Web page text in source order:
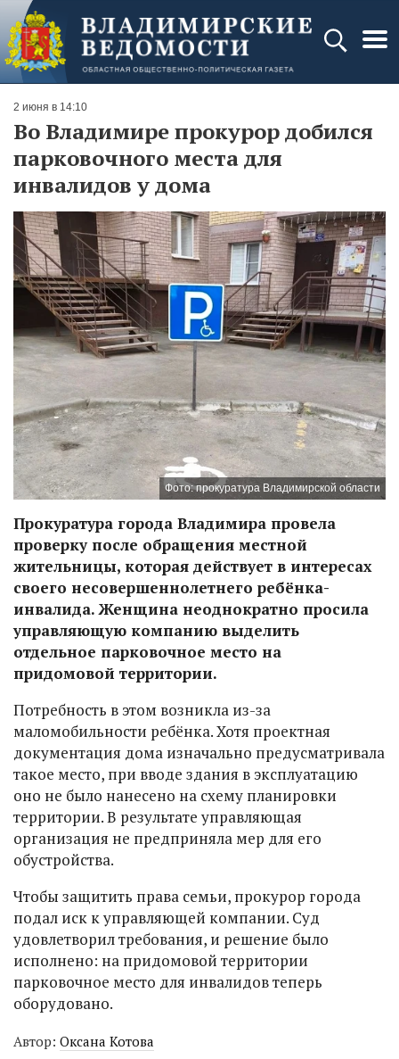
2 июня в 14:10
Во Владимире прокурор добился
парковочного места для
инвалидов у дома
Фото: прокуратура Владимирской области
Прокуратура города Владимира провела
проверку после обращения местной
жительницы, которая действует в интересах
своего несовершеннолетнего ребёнка-
инвалида. Женщина неоднократно просила
управляющую компанию выделить
отдельное парковочное место на
придомовой территории.
Потребность в этом возникла из-за
маломобильности ребёнка. Хотя проектная
документация дома изначально предусматривала
такое место, при вводе здания в эксплуатацию
оно не было нанесено на схему планировки
территории. В результате управляющая
организация не предприняла мер для его
обустройства.
Чтобы защитить права семьи, прокурор города
подал иск к управляющей компании. Суд
удовлетворил требования, и решение было
исполнено: на придомовой территории
парковочное место для инвалидов теперь
оборудовано.
Автор: Оксана Котова